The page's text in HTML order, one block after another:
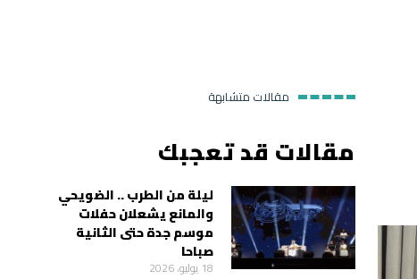
مقالات متشابهة
مقالات قد تعجبك
ليلة من الطرب .. الضويحي
والمانع يشعلان حفلات
موسم جدة حتى الثانية
صباحا
18 يوليو، 2026